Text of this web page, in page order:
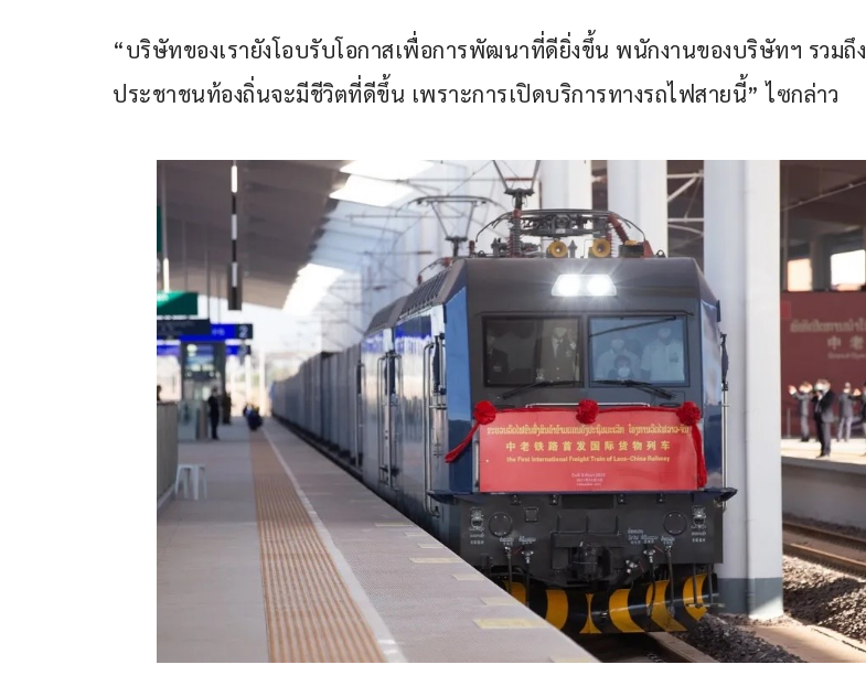
“บริษัทของเรายังโอบรับโอกาสเพื่อการพัฒนาที่ดียิ่งขึ้น พนักงานของบริษัทฯ รวมถึง
ประชาชนท้องถิ่นจะมีชีวิตที่ดีขึ้น เพราะการเปิดบริการทางรถไฟสายนี้” ไซกล่าว